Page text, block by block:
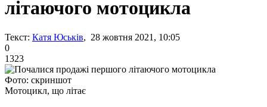
літаючого мотоцикла
Текст: Катя Юськів, 28 жовтня 2021, 10:05
0
1323
Фото: скриншот
Мотоцикл, що літає